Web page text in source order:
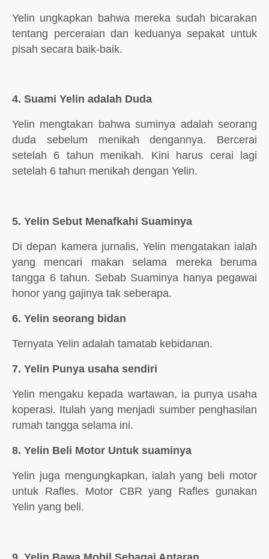
Yelin ungkapkan bahwa mereka sudah bicarakan
tentang perceraian dan keduanya sepakat untuk
pisah secara baik-baik.
4. Suami Yelin adalah Duda
Yelin mengtakan bahwa suminya adalah seorang
duda sebelum menikah dengannya. Bercerai
setelah 6 tahun menikah. Kini harus cerai lagi
setelah 6 tahun menikah dengan Yelin.
5. Yelin Sebut Menafkahi Suaminya
Di depan kamera jurnalis, Yelin mengatakan ialah
yang mencari makan selama mereka beruma
tangga 6 tahun. Sebab Suaminya hanya pegawai
honor yang gajinya tak seberapa.
6. Yelin seorang bidan
Ternyata Yelin adalah tamatab kebidanan.
7. Yelin Punya usaha sendiri
Yelin mengaku kepada wartawan, ia punya usaha
koperasi. Itulah yang menjadi sumber penghasilan
rumah tangga selama ini.
8. Yelin Beli Motor Untuk suaminya
Yelin juga mengungkapkan, ialah yang beli motor
untuk Rafles. Motor CBR yang Rafles gunakan
Yelin yang beli.